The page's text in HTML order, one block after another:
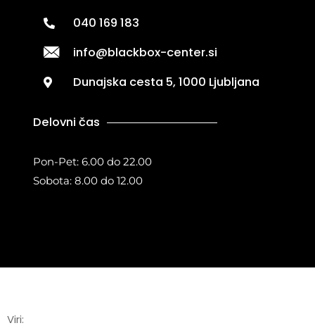
040 169 183
info@blackbox-center.si
Dunajska cesta 5, 1000 Ljubljana
Delovni čas
Pon-Pet: 6.00 do 22.00
Sobota: 8.00 do 12.00
Viri: